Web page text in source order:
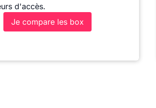
d'accès.
Je compare les box